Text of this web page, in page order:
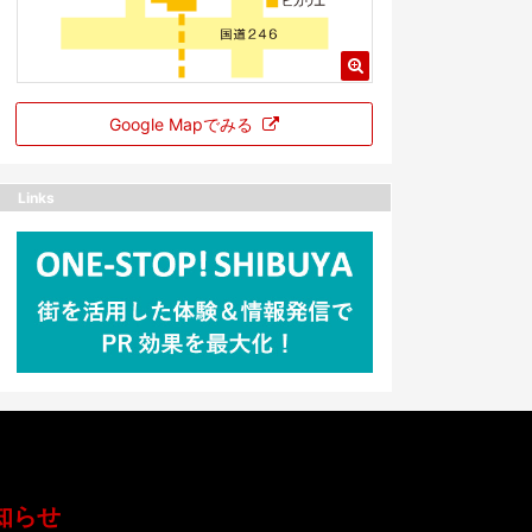
Google Mapでみる
Links
らせ